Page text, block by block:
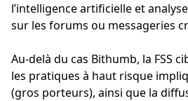
l’intelligence artificielle et
sur les forums ou messageries
Au-delà du cas Bithumb, la FSS
les pratiques à haut risque
(gros porteurs), ainsi que la